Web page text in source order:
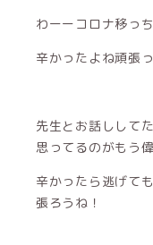
わーーコロナ移っ
辛かったよね頑張
先生とお話しして
思ってるのがもう偉
辛かったら逃げて
張ろうね！